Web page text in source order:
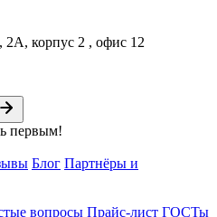
2А, корпус 2 , офис 12
первым!
Блог Партнёры и
вопросы Прайс-лист ГОСТы